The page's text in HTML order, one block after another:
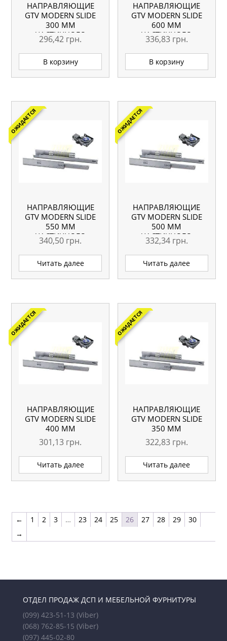
НАПРАВЛЯЮЩИЕ
GTV MODERN SLIDE
300 ММ
ЧАСТИЧНОГО
ВЫДВИЖЕНИЯ С
ДОВОДЧИКОМ
296,42 грн.
В корзину
НАПРАВЛЯЮЩИЕ
GTV MODERN SLIDE
600 ММ
ЧАСТИЧНОГО
ВЫДВИЖЕНИЯ С
ДОВОДЧИКОМ
336,83 грн.
В корзину
ОЖИДАЕТСЯ
НАПРАВЛЯЮЩИЕ
GTV MODERN SLIDE
550 ММ
ЧАСТИЧНОГО
ВЫДВИЖЕНИЯ С
ДОВОДЧИКОМ ПОД
18 ММ
340,50 грн.
Читать далее
ОЖИДАЕТСЯ
НАПРАВЛЯЮЩИЕ
GTV MODERN SLIDE
500 ММ
ЧАСТИЧНОГО
ВЫДВИЖЕНИЯ С
ДОВОДЧИКОМ ПОД
18 ММ
332,34 грн.
Читать далее
ОЖИДАЕТСЯ
НАПРАВЛЯЮЩИЕ
GTV MODERN SLIDE
400 ММ
ЧАСТИЧНОГО
ВЫДВИЖЕНИЯ С
ДОВОДЧИКОМ
301,13 грн.
Читать далее
ОЖИДАЕТСЯ
НАПРАВЛЯЮЩИЕ
GTV MODERN SLIDE
350 ММ
ЧАСТИЧНОГО
ВЫДВИЖЕНИЯ С
ДОВОДЧИКОМ ПОД
18 ММ
322,83 грн.
Читать далее
← 1 2 3 … 23 24 25 26 27 28 29
30
→
ОТДЕЛ ПРОДАЖ ДСП И МЕБЕЛЬНОЙ ФУРНИТУРЫ
(099) 423-51-13 (Viber)
(068) 762-85-15 (Viber)
(097) 445-02-80